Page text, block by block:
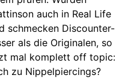
auch in Real Life
schmecken Discounter-
als die Originalen, so
mal komplett off topic:
zu Nippelpiercings?